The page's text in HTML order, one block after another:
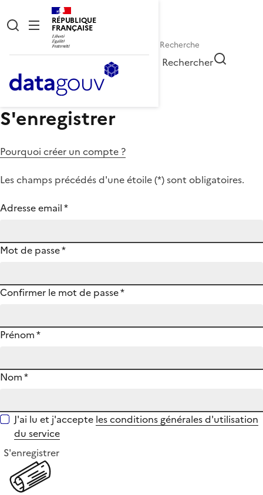
RÉPUBLIQUE
FRANÇAISE
Rechercher
S'enregistrer
Pourquoi créer un compte ?
Les champs précédés d'une étoile (*) sont obligatoires.
Adresse email*
Mot de passe*
Confirmer le mot de passe*
Prénom*
Nom*
J'ai lu et j'accepte les conditions générales d'utilisation
du service
S'enregistrer